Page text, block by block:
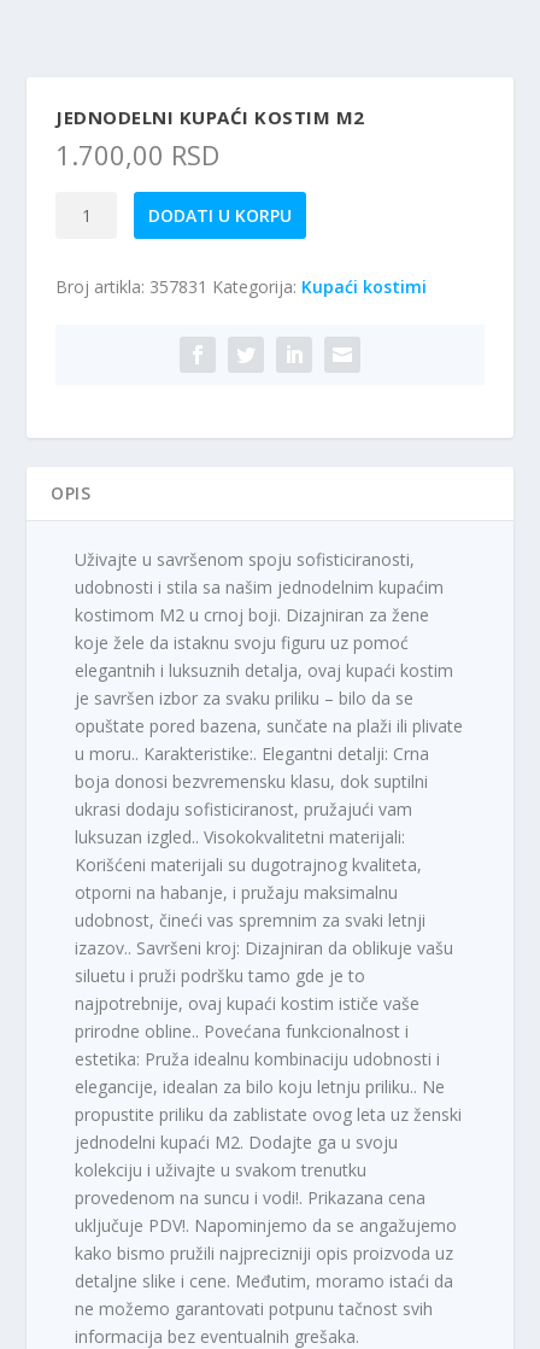
JEDNODELNI KUPAĆI KOSTIM M2
1.700,00 RSD
M2
DODATI U KORPU
Broj artikla: 357831 Kategorija: Kupaći kostimi
OPIS
Uživajte u savršenom spoju sofisticiranosti,
udobnosti i stila sa našim jednodelnim kupaćim
kostimom M2 u crnoj boji. Dizajniran za žene
koje žele da istaknu svoju figuru uz pomoć
elegantnih i luksuznih detalja, ovaj kupaći kostim
je savršen izbor za svaku priliku – bilo da se
opuštate pored bazena, sunčate na plaži ili plivate
u moru.. Karakteristike:. Elegantni detalji: Crna
boja donosi bezvremensku klasu, dok suptilni
ukrasi dodaju sofisticiranost, pružajući vam
luksuzan izgled.. Visokokvalitetni materijali:
Korišćeni materijali su dugotrajnog kvaliteta,
otporni na habanje, i pružaju maksimalnu
udobnost, čineći vas spremnim za svaki letnji
izazov.. Savršeni kroj: Dizajniran da oblikuje vašu
siluetu i pruži podršku tamo gde je to
najpotrebnije, ovaj kupaći kostim ističe vaše
prirodne obline.. Povećana funkcionalnost i
estetika: Pruža idealnu kombinaciju udobnosti i
elegancije, idealan za bilo koju letnju priliku.. Ne
propustite priliku da zablistate ovog leta uz ženski
jednodelni kupaći M2. Dodajte ga u svoju
kolekciju i uživajte u svakom trenutku
provedenom na suncu i vodi!. Prikazana cena
uključuje PDV!. Napominjemo da se angažujemo
kako bismo pružili najprecizniji opis proizvoda uz
detaljne slike i cene. Međutim, moramo istaći da
ne možemo garantovati potpunu tačnost svih
informacija bez eventualnih grešaka.